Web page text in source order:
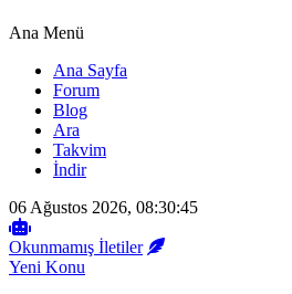
Ana Menü
Ana Sayfa
Forum
Blog
Ara
Takvim
İndir
06 Ağustos 2026, 08:30:45
Okunmamış İletiler
Yeni Konu